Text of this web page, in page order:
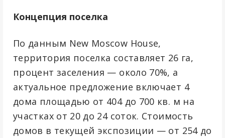
Концепция поселка
По данным New Moscow House,
территория поселка составляет 26 га,
процент заселения — около 70%, а
актуальное предложение включает 4
дома площадью от 404 до 700 кв. м на
участках от 20 до 24 соток. Стоимость
домов в текущей экспозиции — от 254 до